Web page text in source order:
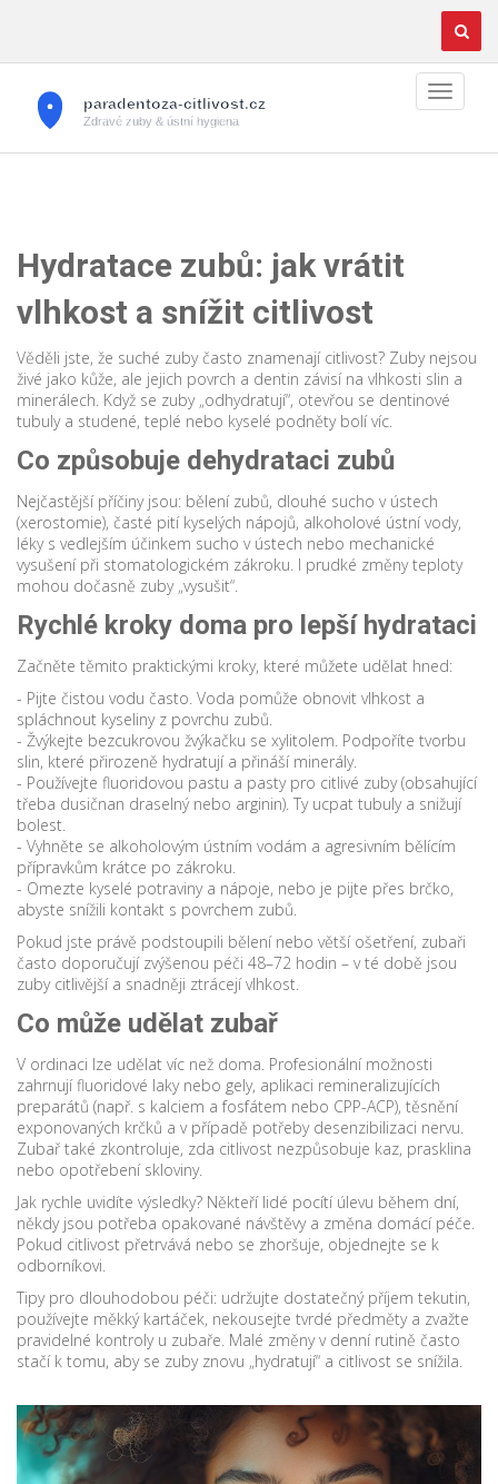
Hydratace zubů: jak vrátit
vlhkost a snížit citlivost
Věděli jste, že suché zuby často znamenají citlivost? Zuby nejsou
živé jako kůže, ale jejich povrch a dentin závisí na vlhkosti slin a
minerálech. Když se zuby „odhydratují“, otevřou se dentinové
tubuly a studené, teplé nebo kyselé podněty bolí víc.
Co způsobuje dehydrataci zubů
Nejčastější příčiny jsou: bělení zubů, dlouhé sucho v ústech
(xerostomie), časté pití kyselých nápojů, alkoholové ústní vody,
léky s vedlejším účinkem sucho v ústech nebo mechanické
vysušení při stomatologickém zákroku. I prudké změny teploty
mohou dočasně zuby „vysušit“.
Rychlé kroky doma pro lepší hydrataci
Začněte těmito praktickými kroky, které můžete udělat hned:
- Pijte čistou vodu často. Voda pomůže obnovit vlhkost a
spláchnout kyseliny z povrchu zubů.
- Žvýkejte bezcukrovou žvýkačku se xylitolem. Podpoříte tvorbu
slin, které přirozeně hydratují a přináší minerály.
- Používejte fluoridovou pastu a pasty pro citlivé zuby (obsahující
třeba dusičnan draselný nebo arginin). Ty ucpat tubuly a snižují
bolest.
- Vyhněte se alkoholovým ústním vodám a agresivním bělícím
přípravkům krátce po zákroku.
- Omezte kyselé potraviny a nápoje, nebo je pijte přes brčko,
abyste snížili kontakt s povrchem zubů.
Pokud jste právě podstoupili bělení nebo větší ošetření, zubaři
často doporučují zvýšenou péči 48–72 hodin – v té době jsou
zuby citlivější a snadněji ztrácejí vlhkost.
Co může udělat zubař
V ordinaci lze udělat víc než doma. Profesionální možnosti
zahrnují fluoridové laky nebo gely, aplikaci remineralizujících
preparátů (např. s kalciem a fosfátem nebo CPP-ACP), těsnění
exponovaných krčků a v případě potřeby desenzibilizaci nervu.
Zubař také zkontroluje, zda citlivost nezpůsobuje kaz, prasklina
nebo opotřebení skloviny.
Jak rychle uvidíte výsledky? Někteří lidé pocítí úlevu během dní,
někdy jsou potřeba opakované návštěvy a změna domácí péče.
Pokud citlivost přetrvává nebo se zhoršuje, objednejte se k
odborníkovi.
Tipy pro dlouhodobou péči: udržujte dostatečný příjem tekutin,
používejte měkký kartáček, nekousejte tvrdé předměty a zvažte
pravidelné kontroly u zubaře. Malé změny v denní rutině často
stačí k tomu, aby se zuby znovu „hydratují“ a citlivost se snížila.